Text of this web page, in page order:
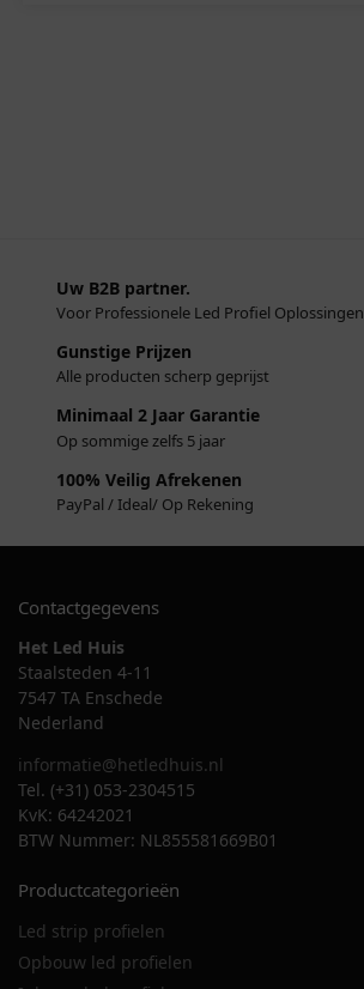
Uw B2B partner.
Voor Professionele Led Profiel Oplossingen
Gunstige Prijzen
Alle producten scherp geprijst
Minimaal 2 Jaar Garantie
Op sommige zelfs 5 jaar
100% Veilig Afrekenen
PayPal / Ideal/ Op Rekening
Contactgegevens
Het Led Huis
Staalsteden 4-11
7547 TA Enschede
Nederland
informatie@hetledhuis.nl
Tel. (+31) 053-2304515
KvK: 64242021
BTW Nummer: NL855581669B01
Productcategorieën
Led strip profielen
Opbouw led profielen